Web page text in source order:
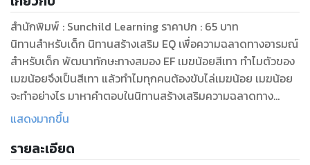
สำนักพิมพ์ : Sunchild Learning ราคาปก : 65 บาท
นิทานสำหรับเด็ก นิทานสร้างเสริม EQ เพื่อความฉลาดทางอารมณ์
สำหรับเด็ก พัฒนาทักษะทางสมอง EF เมฆน้อยสีเทา ทำไมตัวของ
เมฆน้อยจึงเป็นสีเทา แล้วทำไมทุกคนต้องขับไล่เมฆน้อย เมฆน้อย
จะทำอย่างไร มาหาคำตอบในนิทานสร้างเสริมความฉลาดทาง
อารมณ์สำหรับเด็ก
แสดงมากขึ้น
รายละเอียด